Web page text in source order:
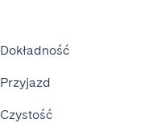
Dokładność
Przyjazd
Czystość